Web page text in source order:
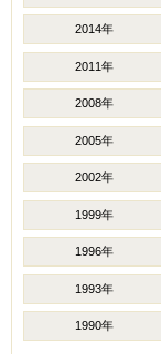
2014年
2011年
2008年
2005年
2002年
1999年
1996年
1993年
1990年